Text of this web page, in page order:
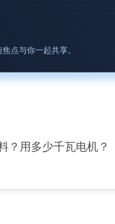
点与你一起共享。
？用多少千瓦电机？